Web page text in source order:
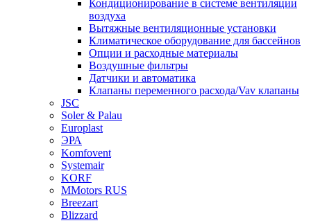
Кондиционирование в системе вентиляции
воздуха
Вытяжные вентиляционные установки
Климатическое оборудование для бассейнов
Опции и расходные материалы
Воздушные фильтры
Датчики и автоматика
Клапаны переменного расхода/Vav клапаны
JSC
Soler & Palau
Europlast
ЭРА
Komfovent
Systemair
KORF
MMotors RUS
Breezart
Blizzard